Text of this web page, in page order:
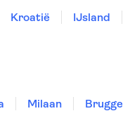
Kroatië IJsland
Milaan Brugge